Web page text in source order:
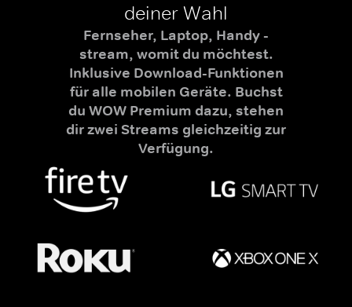
deiner Wahl
Fernseher, Laptop, Handy -
stream, womit du möchtest.
Inklusive Download-Funktionen
für alle mobilen Geräte. Buchst
du WOW Premium dazu, stehen
dir zwei Streams gleichzeitig zur
Verfügung.